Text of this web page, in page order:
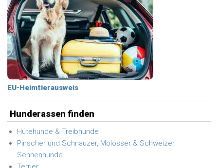
EU-Heimtierausweis
Hunderassen finden
Hütehunde & Treibhunde
Pinscher und Schnauzer, Molosser & Schweizer
Sennenhunde